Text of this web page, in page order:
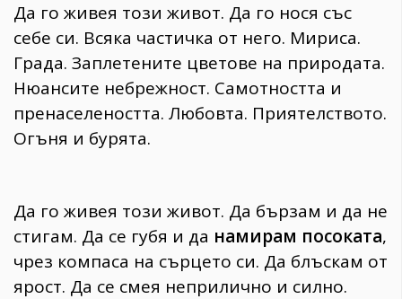
ПОСЛЕДВАЙТЕ
НИ
Да го живея този живот. Да го нося със
себе си. Всяка частичка от него. Мириса.
Града. Заплетените цветове на природата.
Нюансите небрежност. Самотността и
пренаселеността. Любовта. Приятелството.
Огъня и бурята.
Да го живея този живот. Да бързам и да не
стигам. Да се губя и да намирам посоката,
чрез компаса на сърцето си. Да блъскам от
ярост. Да се смея неприлично и силно.